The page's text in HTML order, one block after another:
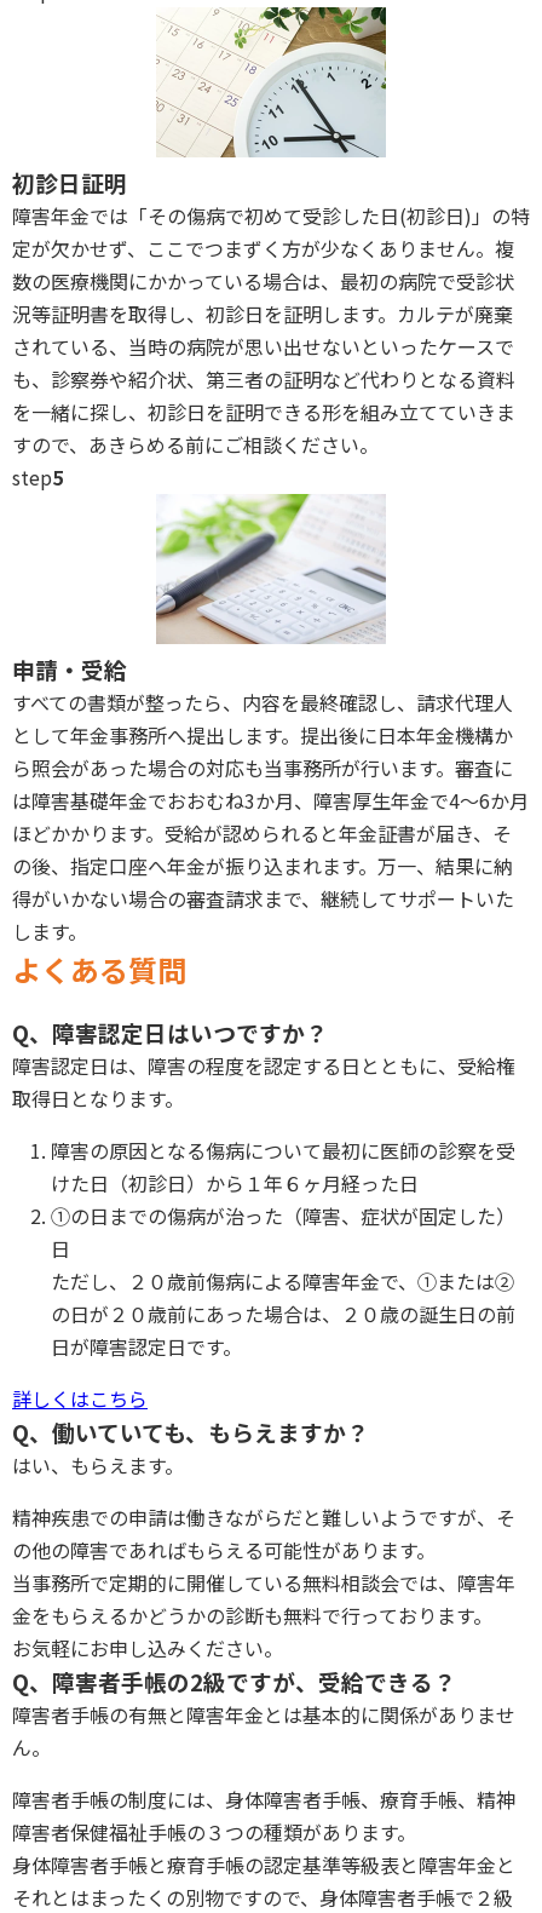
初診日証明
障害年金では「その傷病で初めて受診した日(初診日)」の特
定が欠かせず、ここでつまずく方が少なくありません。複
数の医療機関にかかっている場合は、最初の病院で受診状
況等証明書を取得し、初診日を証明します。カルテが廃棄
されている、当時の病院が思い出せないといったケースで
も、診察券や紹介状、第三者の証明など代わりとなる資料
を一緒に探し、初診日を証明できる形を組み立てていきま
すので、あきらめる前にご相談ください。
step5
申請・受給
すべての書類が整ったら、内容を最終確認し、請求代理人
として年金事務所へ提出します。提出後に日本年金機構か
ら照会があった場合の対応も当事務所が行います。審査に
は障害基礎年金でおおむね3か月、障害厚生年金で4〜6か月
ほどかかります。受給が認められると年金証書が届き、そ
の後、指定口座へ年金が振り込まれます。万一、結果に納
得がいかない場合の審査請求まで、継続してサポートいた
します。
よくある質問
Q、障害認定日はいつですか？
障害認定日は、障害の程度を認定する日とともに、受給権
取得日となります。
障害の原因となる傷病について最初に医師の診察を受
けた日（初診日）から１年６ヶ月経った日
①の日までの傷病が治った（障害、症状が固定した）
日
ただし、２０歳前傷病による障害年金で、①または②
の日が２０歳前にあった場合は、２０歳の誕生日の前
日が障害認定日です。
詳しくはこちら
Q、働いていても、もらえますか？
はい、もらえます。
精神疾患での申請は働きながらだと難しいようですが、そ
の他の障害であればもらえる可能性があります。
当事務所で定期的に開催している無料相談会では、障害年
金をもらえるかどうかの診断も無料で行っております。
お気軽にお申し込みください。
Q、障害者手帳の2級ですが、受給できる？
障害者手帳の有無と障害年金とは基本的に関係がありませ
ん。
障害者手帳の制度には、身体障害者手帳、療育手帳、精神
障害者保健福祉手帳の３つの種類があります。
身体障害者手帳と療育手帳の認定基準等級表と障害年金と
それとはまったくの別物ですので、身体障害者手帳で２級